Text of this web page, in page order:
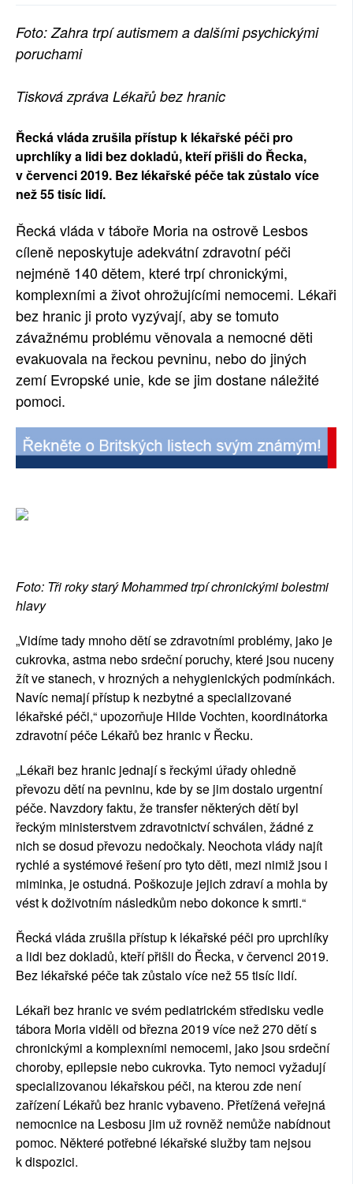
RUBRIKY
PLNÁ VERZE STRÁNEK
Foto: Zahra trpí autismem a dalšími psychickými
poruchami
Tisková zpráva Lékařů bez hranic
Řecká vláda zrušila přístup k lékařské péči pro
uprchlíky a lidi bez dokladů, kteří přišli do Řecka,
v červenci 2019. Bez lékařské péče tak zůstalo více
než 55 tisíc lidí.
Řecká vláda v táboře Moria na ostrově Lesbos
cíleně neposkytuje adekvátní zdravotní péči
nejméně 140 dětem, které trpí chronickými,
komplexními a život ohrožujícími nemocemi. Lékaři
bez hranic ji proto vyzývají, aby se tomuto
závažnému problému věnovala a nemocné děti
evakuovala na řeckou pevninu, nebo do jiných
zemí Evropské unie, kde se jim dostane náležité
pomoci.
Foto: Tři roky starý Mohammed trpí chronickými bolestmi
hlavy
„Vidíme tady mnoho dětí se zdravotními problémy, jako je
cukrovka, astma nebo srdeční poruchy, které jsou nuceny
žít ve stanech, v hrozných a nehygienických podmínkách.
Navíc nemají přístup k nezbytné a specializované
lékařské péči,“ upozorňuje Hilde Vochten, koordinátorka
zdravotní péče Lékařů bez hranic v Řecku.
„Lékaři bez hranic jednají s řeckými úřady ohledně
převozu dětí na pevninu, kde by se jim dostalo urgentní
péče. Navzdory faktu, že transfer některých dětí byl
řeckým ministerstvem zdravotnictví schválen, žádné z
nich se dosud převozu nedočkaly. Neochota vlády najít
rychlé a systémové řešení pro tyto děti, mezi nimiž jsou i
miminka, je ostudná. Poškozuje jejich zdraví a mohla by
vést k doživotním následkům nebo dokonce k smrti.“
Řecká vláda zrušila přístup k lékařské péči pro uprchlíky
a lidi bez dokladů, kteří přišli do Řecka, v červenci 2019.
Bez lékařské péče tak zůstalo více než 55 tisíc lidí.
Lékaři bez hranic ve svém pediatrickém středisku vedle
tábora Moria viděli od března 2019 více než 270 dětí s
chronickými a komplexními nemocemi, jako jsou srdeční
choroby, epilepsie nebo cukrovka. Tyto nemoci vyžadují
specializovanou lékařskou péči, na kterou zde není
zařízení Lékařů bez hranic vybaveno. Přetížená veřejná
nemocnice na Lesbosu jim už rovněž nemůže nabídnout
pomoc. Některé potřebné lékařské služby tam nejsou
k dispozici.